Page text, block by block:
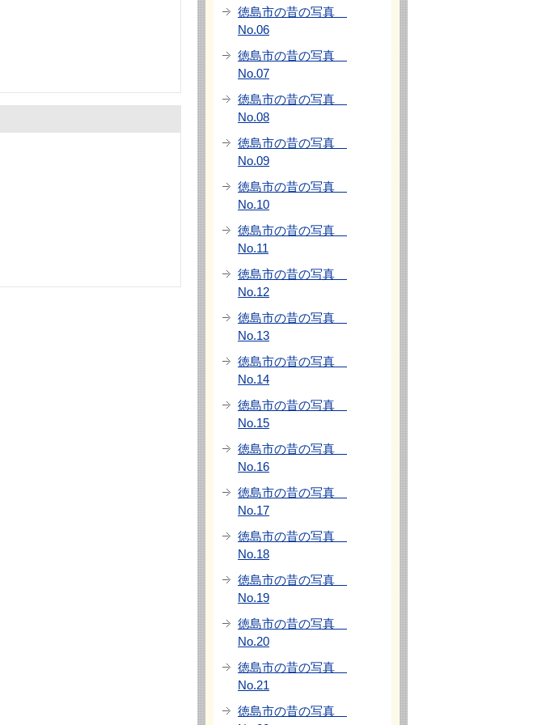
徳島市の昔の写真
No.06
徳島市の昔の写真
No.07
徳島市の昔の写真
No.08
徳島市の昔の写真
No.09
徳島市の昔の写真
No.10
徳島市の昔の写真
No.11
徳島市の昔の写真
No.12
徳島市の昔の写真
No.13
徳島市の昔の写真
No.14
徳島市の昔の写真
No.15
徳島市の昔の写真
No.16
徳島市の昔の写真
No.17
徳島市の昔の写真
No.18
徳島市の昔の写真
No.19
徳島市の昔の写真
No.20
徳島市の昔の写真
No.21
徳島市の昔の写真